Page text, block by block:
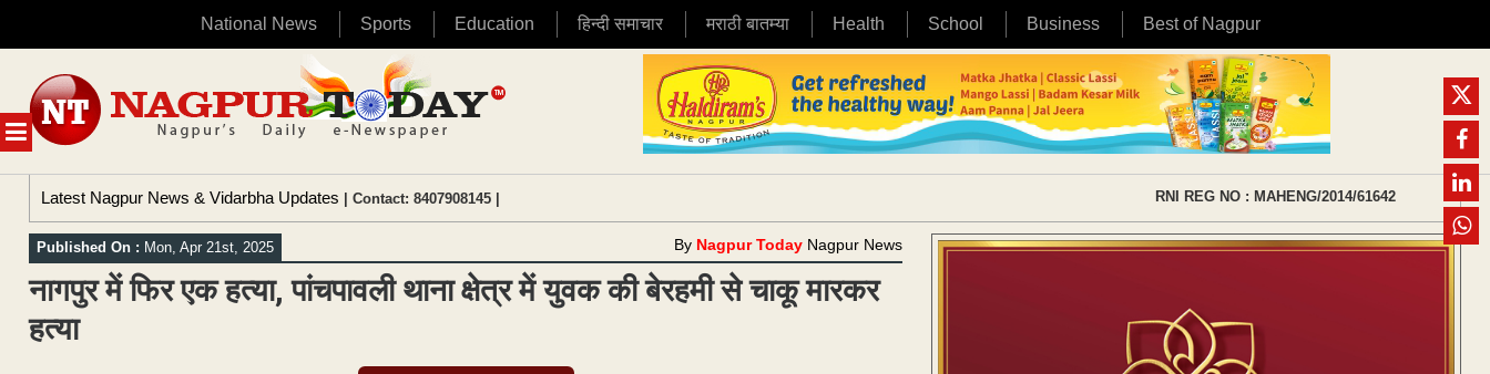
National News Sports Education हिन्दी समाचार मराठी बातम्या Health School Business Best of Nagpur
MENU
content
Latest Nagpur News & Vidarbha Updates | Contact: 8407908145 | RNI REG NO : MAHENG/2014/61642
Published On : Mon, Apr 21st, 2025 By Nagpur Today Nagpur News
नागपुर में फिर एक हत्या, पांचपावली थाना क्षेत्र में युवक की बेरहमी से चाकू मारकर
हत्या